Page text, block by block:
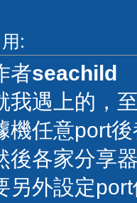
:
者seachild
我遇上的，
機任意port
後各家分享
另外設定